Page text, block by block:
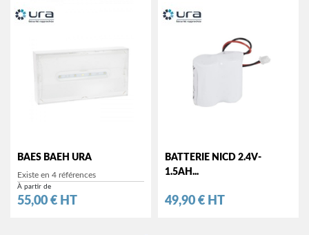
BAES BAEH URA
Existe en 4 références
À partir de
Prix
55,00 € HT
BATTERIE NICD 2.4V-
1.5AH...
Prix
49,90 € HT